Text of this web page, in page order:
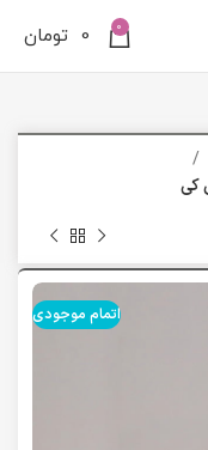
0
0 تومان
اتمام موجودی